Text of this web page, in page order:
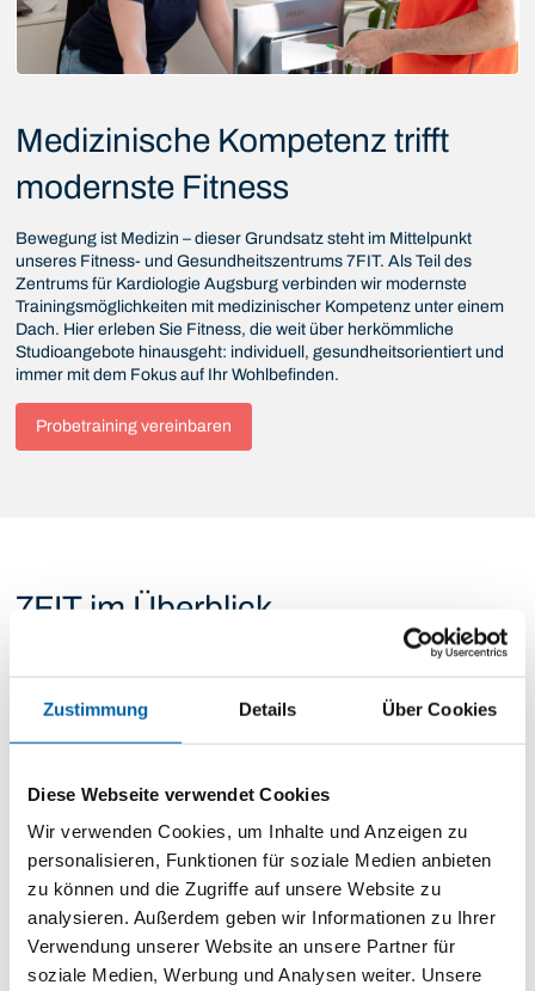
Zustimmung Details Über Cookies
Diese Webseite verwendet Cookies
Wir verwenden Cookies, um Inhalte und Anzeigen zu
personalisieren, Funktionen für soziale Medien anbieten
zu können und die Zugriffe auf unsere Website zu
analysieren. Außerdem geben wir Informationen zu Ihrer
Verwendung unserer Website an unsere Partner für
soziale Medien, Werbung und Analysen weiter. Unsere
Medizinische Kompetenz trifft
modernste Fitness
Bewegung ist Medizin – dieser Grundsatz steht im Mittelpunkt
unseres Fitness- und Gesundheitszentrums 7FIT. Als Teil des
Zentrums für Kardiologie Augsburg verbinden wir modernste
Trainingsmöglichkeiten mit medizinischer Kompetenz unter einem
Dach. Hier erleben Sie Fitness, die weit über herkömmliche
Studioangebote hinausgeht: individuell, gesundheitsorientiert und
immer mit dem Fokus auf Ihr Wohlbefinden.
Probetraining vereinbaren
7FIT im Überblick